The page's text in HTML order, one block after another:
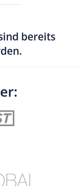
bereits